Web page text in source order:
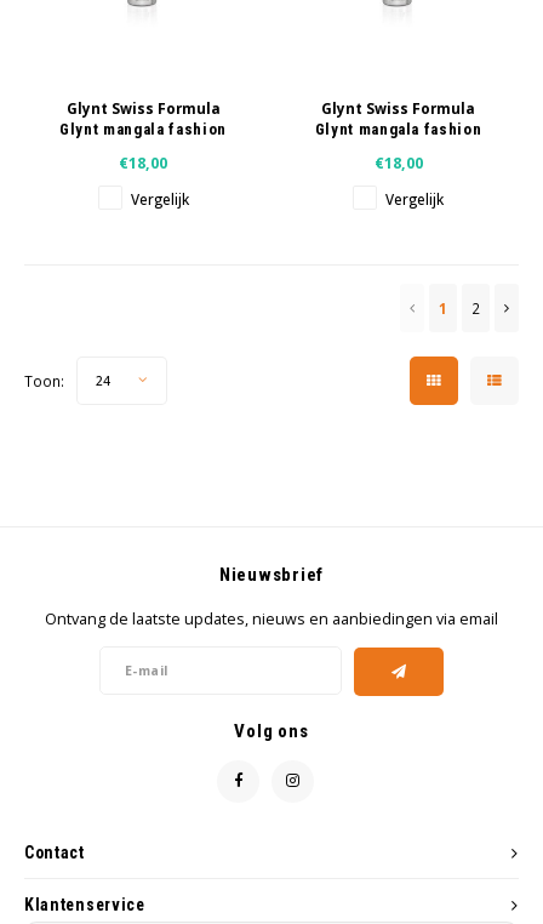
Glynt Swiss Formula
Glynt mangala fashion
€18,00
Vergelijk
Glynt Swiss Formula
Glynt mangala fashion
€18,00
Vergelijk
1 2
Toon: 24
Contact
Nieuwsbrief
Ontvang de laatste updates, nieuws en aanbiedingen via email
Volg ons
Klantenservice